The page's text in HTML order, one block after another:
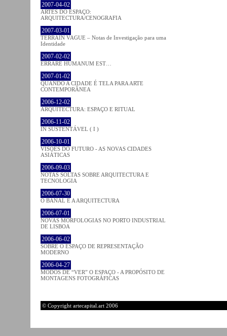
2007-04-02
ARTES DO ESPAÇO:
ARQUITECTURA/CENOGRAFIA
2007-03-01
TERRAIN VAGUE – Notas de Investigação para uma
Identidade
2007-02-02
ERRARE HUMANUM EST…
2007-01-02
QUANDO A CIDADE É TELA PARA ARTE
CONTEMPORÂNEA
2006-12-02
ARQUITECTURA: ESPAÇO E RITUAL
2006-11-02
IN SUSTENTÁVEL ( I )
2006-10-01
VISÕES DO FUTURO - AS NOVAS CIDADES
ASIÁTICAS
2006-09-03
NOTAS SOLTAS SOBRE ARQUITECTURA E
TECNOLOGIA
2006-07-30
O BANAL E A ARQUITECTURA
2006-07-01
NOVAS MORFOLOGIAS NO PORTO INDUSTRIAL
DE LISBOA
2006-06-02
SOBRE O ESPAÇO DE REPRESENTAÇÃO
MODERNO
2006-04-27
MODOS DE “VER” O ESPAÇO - A PROPÓSITO DE
MONTAGENS FOTOGRÁFICAS
© Copyright artecapital.art 2006